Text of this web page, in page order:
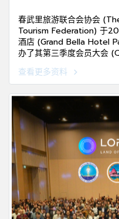
春武里旅游联合会协会
Tourism Federation) 于
酒店 (Grand Bella Hotel
办了其第三季度会员大会
作为重要平台，汇集了来
深度见解，并结合 AIS 提
查看更多资料